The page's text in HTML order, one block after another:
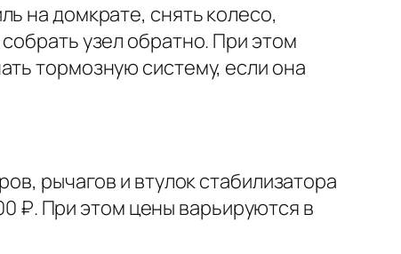
на домкрате, снять колесо,
узел обратно. При этом
тормозную систему, если она
рычагов и втулок стабилизатора
₽. При этом цены варьируются в